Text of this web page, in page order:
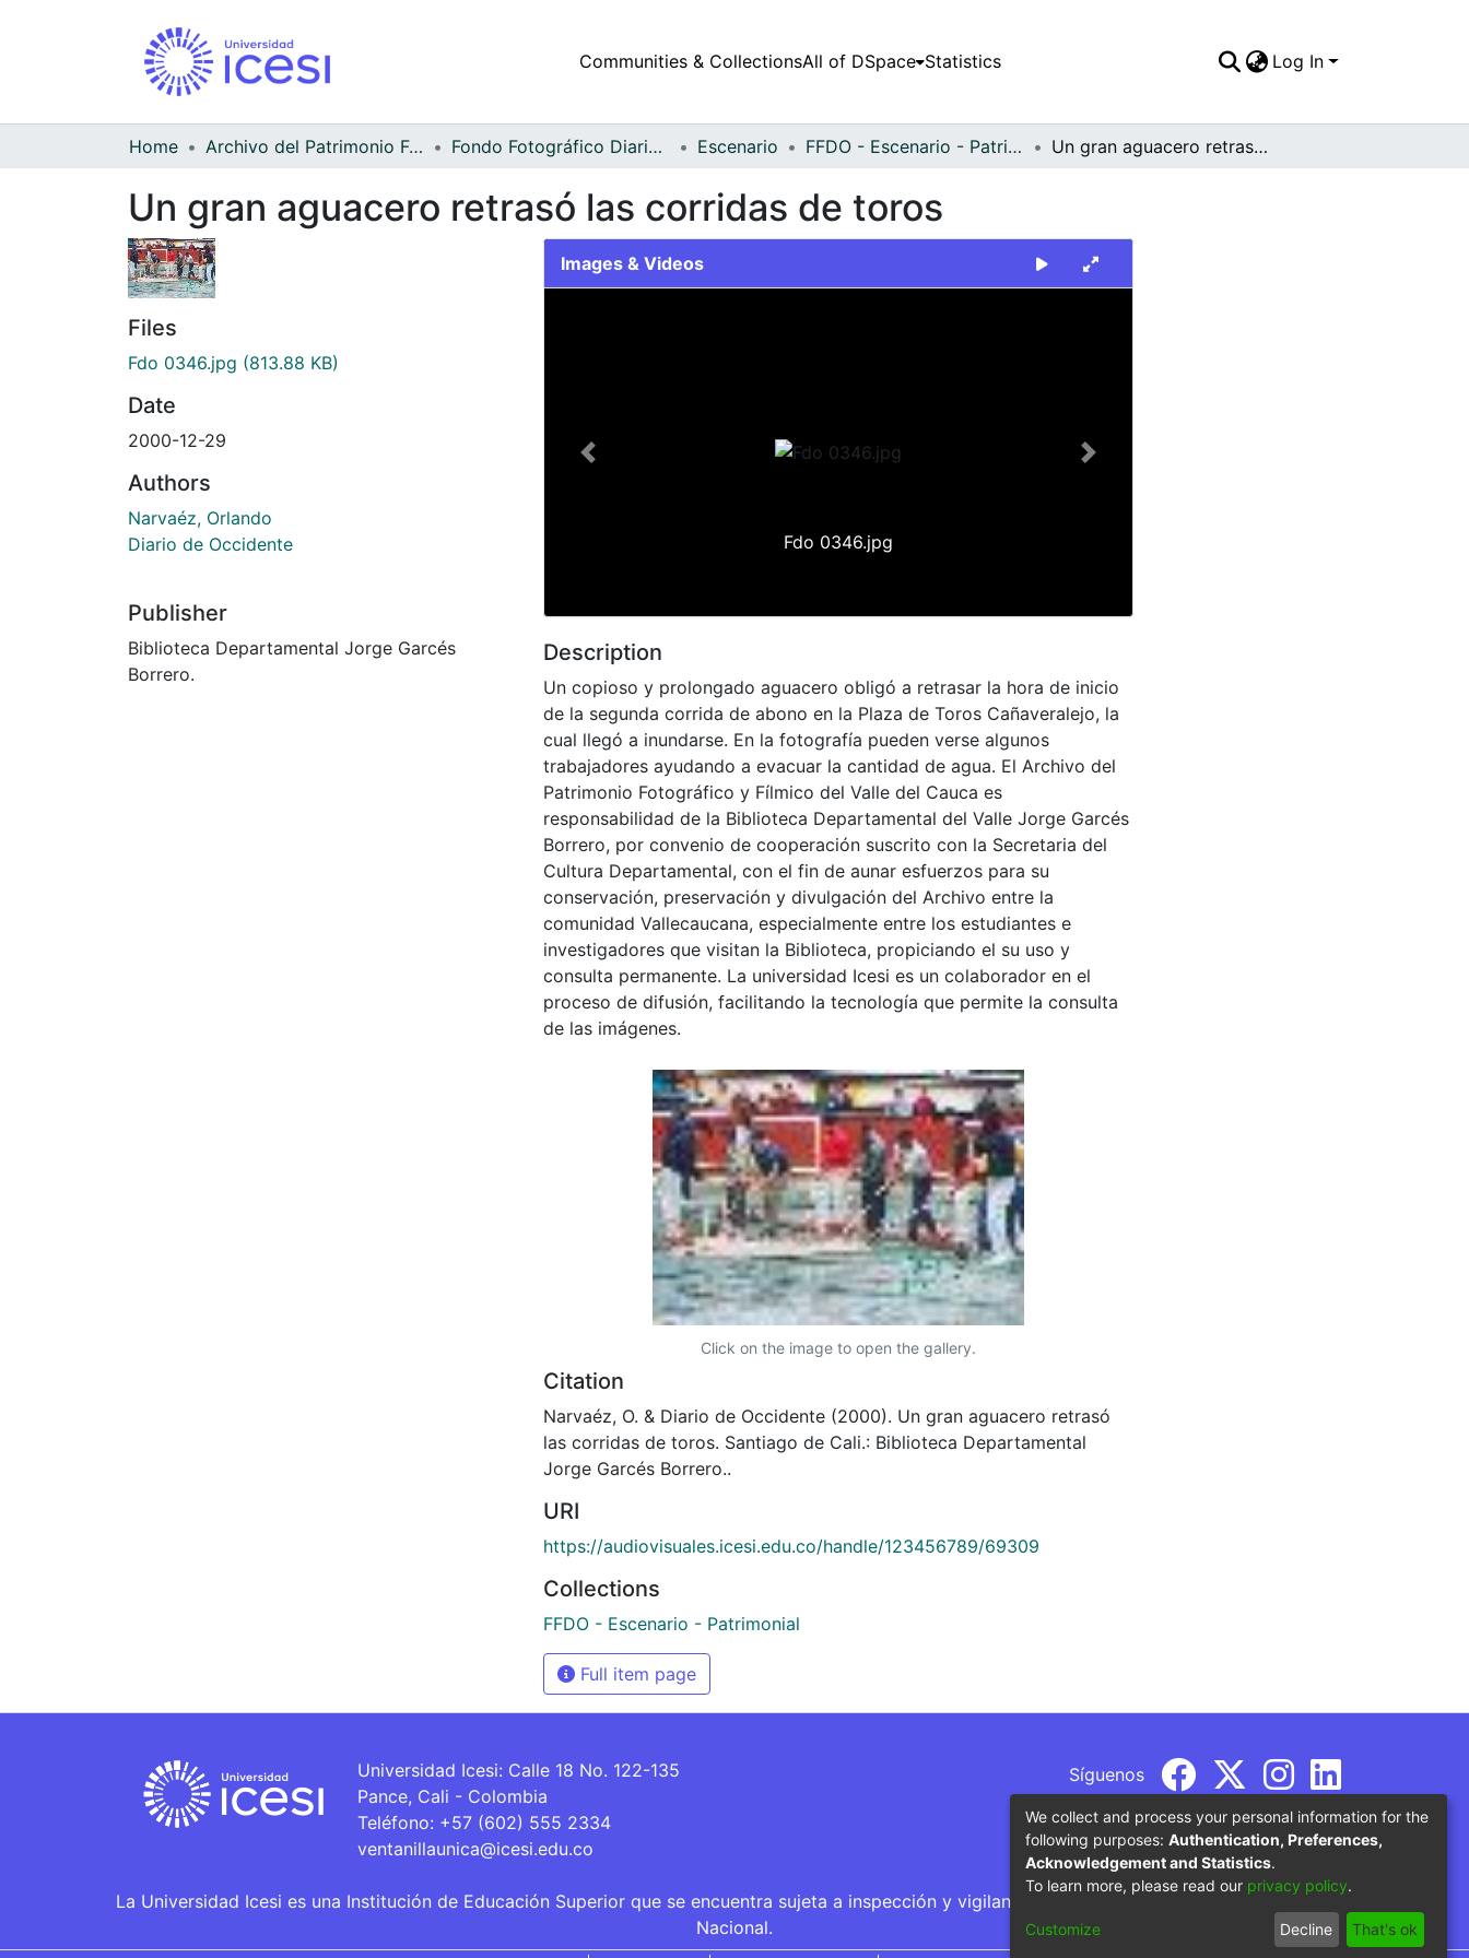
Communities & CollectionsAll of DSpace Statistics Log In
Home Archivo del Patrimonio Fotográfico y Fílmico del Valle del Cauca Fondo Fotográfico Diario Occidente Escenario FFDO - Escenario - Patrimonial Un gran aguacero retrasó las corridas de toros
Un gran aguacero retrasó las corridas de toros
Files
Fdo 0346.jpg (813.88 KB)
Date
2000-12-29
Authors
Narvaéz, Orlando
Diario de Occidente
Publisher
Biblioteca Departamental Jorge Garcés
Borrero.
Images & Videos
Fdo 0346.jpg
Previous Next
Description
Un copioso y prolongado aguacero obligó a retrasar la hora de inicio
de la segunda corrida de abono en la Plaza de Toros Cañaveralejo, la
cual llegó a inundarse. En la fotografía pueden verse algunos
trabajadores ayudando a evacuar la cantidad de agua. El Archivo del
Patrimonio Fotográfico y Fílmico del Valle del Cauca es
responsabilidad de la Biblioteca Departamental del Valle Jorge Garcés
Borrero, por convenio de cooperación suscrito con la Secretaria del
Cultura Departamental, con el fin de aunar esfuerzos para su
conservación, preservación y divulgación del Archivo entre la
comunidad Vallecaucana, especialmente entre los estudiantes e
investigadores que visitan la Biblioteca, propiciando el su uso y
consulta permanente. La universidad Icesi es un colaborador en el
proceso de difusión, facilitando la tecnología que permite la consulta
de las imágenes.
Click on the image to open the gallery.
Citation
Narvaéz, O. & Diario de Occidente (2000). Un gran aguacero retrasó
las corridas de toros. Santiago de Cali.: Biblioteca Departamental
Jorge Garcés Borrero..
URI
https://audiovisuales.icesi.edu.co/handle/123456789/69309
Collections
FFDO - Escenario - Patrimonial
Full item page
Universidad Icesi: Calle 18 No. 122-135
Pance, Cali - Colombia
Teléfono: +57 (602) 555 2334
ventanillaunica@icesi.edu.co
Síguenos
La Universidad Icesi es una Institución de Educación Superior que se encuentra sujeta a inspección y vigilancia por parte del Ministerio de Educación
Nacional.
We collect and process your personal information for the
following purposes: Authentication, Preferences,
Acknowledgement and Statistics.
To learn more, please read our privacy policy.
Customize Decline That's ok